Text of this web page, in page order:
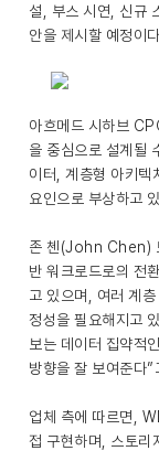
설, 부스 시연, 신규
안을 제시할 예정이
아흐메드 시하브
을 중심으로 설계될
이터, 계층형 아키텍
요인으로 부상하고
존 첸(John Chen)
반 워크로드로의 전
고 있으며, 여러 계
정성을 필요해지고
보는 데이터 집약적
방향을 잘 보여준다”
업체 측에 따르면,
접 구현하며, 스토리